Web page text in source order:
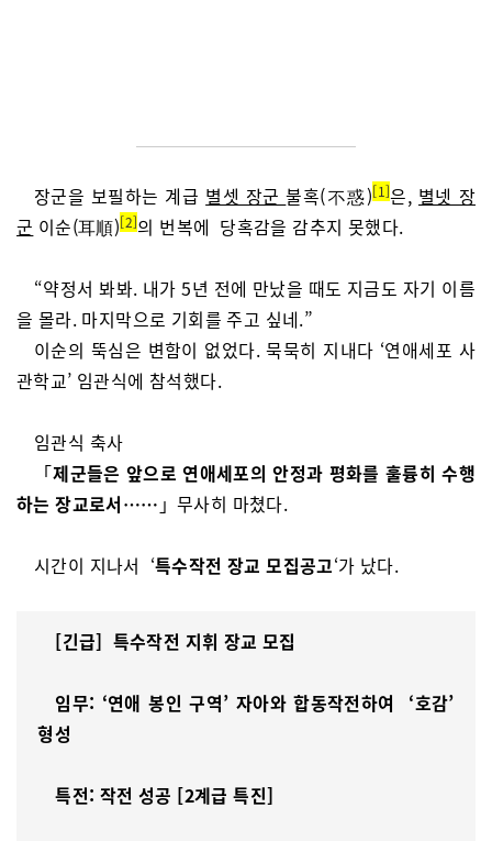
장군을 보필하는 계급 별셋 장군불혹(不惑) 1 은, 별넷 장
군 이순(耳順) 2 의 번복에 당혹감을 감추지 못했다.
“약정서 봐봐. 내가 5년 전에 만났을 때도 지금도 자기 이름
을 몰라. 마지막으로 기회를 주고 싶네.”
이순의 뚝심은 변함이 없었다. 묵묵히 지내다 ‘연애세포 사
관학교’ 임관식에 참석했다.
임관식 축사
「제군들은 앞으로 연애세포의 안정과 평화를 훌륭히 수행
하는 장교로서…… 」무사히 마쳤다.
시간이 지나서 ‘특수작전 장교 모집공고‘가 났다.
[긴급] 특수작전 지휘 장교 모집
임무: ‘연애 봉인 구역’ 자아와 합동작전하여 ‘호감’
형성
특전: 작전 성공 [2계급 특진]